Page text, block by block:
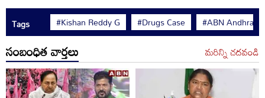
Tags #Kishan Reddy G #Drugs Case #ABN
సంబంధిత వార్తలు మరిన్ని చదవండి